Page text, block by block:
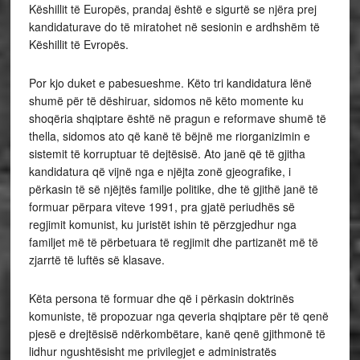
Këshillit të Europës, prandaj është e sigurtë se njëra prej
kandidaturave do të miratohet në sesionin e ardhshëm të
Këshillit të Evropës.
Por kjo duket e pabesueshme. Këto tri kandidatura lënë
shumë për të dëshiruar, sidomos në këto momente ku
shoqëria shqiptare është në pragun e reformave shumë të
thella, sidomos ato që kanë të bëjnë me riorganizimin e
sistemit të korruptuar të dejtësisë. Ato janë që të gjitha
kandidatura që vijnë nga e njëjta zonë gjeografike, i
përkasin të së njëjtës familje politike, dhe të gjithë janë të
formuar përpara viteve 1991, pra gjatë periudhës së
regjimit komunist, ku juristët ishin të përzgjedhur nga
familjet më të përbetuara të regjimit dhe partizanët më të
zjarrtë të luftës së klasave.
Këta persona të formuar dhe që i përkasin doktrinës
komuniste, të propozuar nga qeveria shqiptare për të qenë
pjesë e drejtësisë ndërkombëtare, kanë qenë gjithmonë të
lidhur ngushtësisht me privilegjet e administratës